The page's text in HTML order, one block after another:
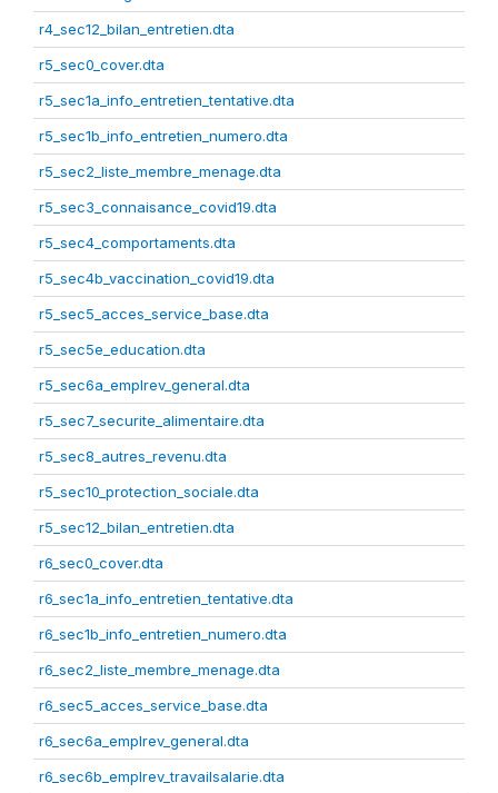
r4_sec12_bilan_entretien.dta
r5_sec0_cover.dta
r5_sec1a_info_entretien_tentative.dta
r5_sec1b_info_entretien_numero.dta
r5_sec2_liste_membre_menage.dta
r5_sec3_connaisance_covid19.dta
r5_sec4_comportaments.dta
r5_sec4b_vaccination_covid19.dta
r5_sec5_acces_service_base.dta
r5_sec5e_education.dta
r5_sec6a_emplrev_general.dta
r5_sec7_securite_alimentaire.dta
r5_sec8_autres_revenu.dta
r5_sec10_protection_sociale.dta
r5_sec12_bilan_entretien.dta
r6_sec0_cover.dta
r6_sec1a_info_entretien_tentative.dta
r6_sec1b_info_entretien_numero.dta
r6_sec2_liste_membre_menage.dta
r6_sec5_acces_service_base.dta
r6_sec6a_emplrev_general.dta
r6_sec6b_emplrev_travailsalarie.dta